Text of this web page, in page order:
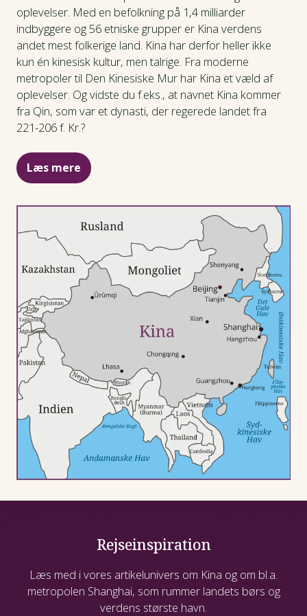
oplevelser. Med en befolkning på 1,4 milliarder
indbyggere og 56 etniske grupper er Kina verdens
andet mest folkerige land. Kina har derfor heller ikke
kun én kinesisk kultur, men talrige. Fra moderne
metropoler til Den Kinesiske Mur har Kina et væld af
oplevelser. Og vidste du f.eks., at navnet Kina kommer
fra Qin, som var et dynasti, der regerede landet fra
221-206 f. Kr.?
Læs mere
Rejseinspiration
Læs med i vores artikelunivers om Kina og om bl.a.
metropolen Shanghai, som rummer landets børs og
verdens største havn.